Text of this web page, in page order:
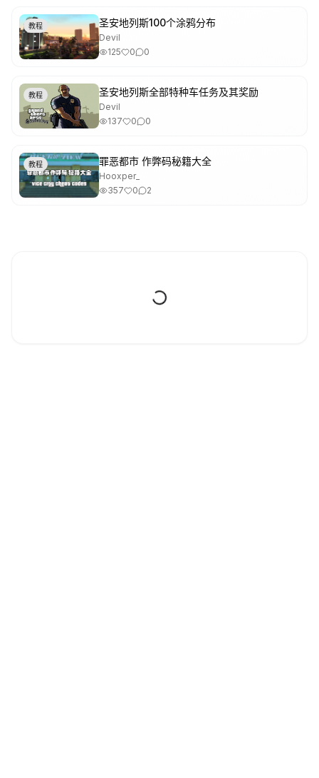
教程 圣安地列斯100个涂鸦分布
Devil
125
0 0
教程 圣安地列斯全部特种车任务及其奖励
Devil
137
0 0
教程 罪恶都市 作弊码秘籍大全
Hooxper_
357
0 2